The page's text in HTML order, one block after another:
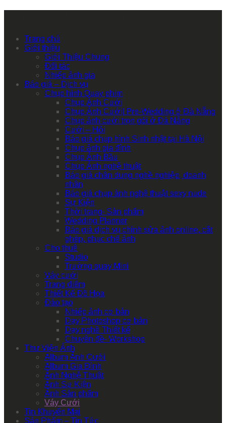
Trang chủ
Giới thiệu
Giới Thiệu Chung
Đối tác
Nhiếp ảnh gia
Báo giá – Dịch vụ
Chụp hình Quay phim
Chụp Ảnh Cưới
Chụp Ảnh Cưới| Pre-Wedding ở Đà Nẵng
Chụp ảnh cưới trọn gói ở Đà Nẵng
Cưới – Hỏi
Báo giá chụp hình Sinh nhật tại Hà Nội
Chụp ảnh gia đình
Chụp Ảnh Bầu
Chụp Ảnh nghệ thuật
Báo giá chân dung nghề nghiệp, doanh
nhân
Báo giá chụp ảnh nghệ thuật sexy nude
Sự Kiện
Thời trang- Sản phẩm
Wedding Planner
Báo giá dịch vụ chỉnh sửa ảnh online, cắt
ghép, phục chế ảnh
Cho thuê
Studio
Trường quay Mini
Váy cưới
Trang điểm
Thiết Kế Đồ Họa
Đào tạo
Nhiếp ảnh cơ bản
Dạy Photoshop cơ bản
Dạy nghề Thiết kế
Chuyên đề- Workshop
Thư Viện Ảnh
Album Ảnh Cưới
Album Gia Đình
Ảnh Nghệ Thuật
Ảnh Sự Kiện
Ảnh Sản phẩm
Váy Cưới
Tin Khuyến Mại
Sản Phẩm – Tin Tức